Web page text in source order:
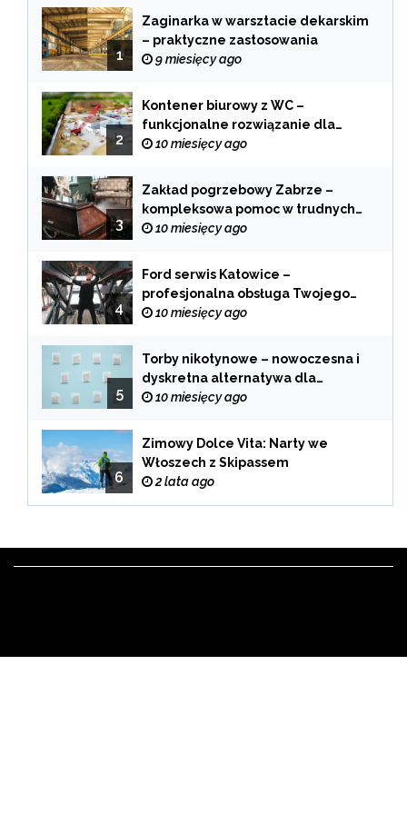
1
Zaginarka w warsztacie dekarskim
– praktyczne zastosowania
9 miesięcy ago
2
Kontener biurowy z WC –
funkcjonalne rozwiązanie dla
każdej branży
10 miesięcy ago
3
Zakład pogrzebowy Zabrze –
kompleksowa pomoc w trudnych
chwilach
10 miesięcy ago
4
Ford serwis Katowice –
profesjonalna obsługa Twojego
samochodu
10 miesięcy ago
5
Torby nikotynowe – nowoczesna i
dyskretna alternatywa dla
tradycyjnego palenia
10 miesięcy ago
6
Zimowy Dolce Vita: Narty we
Włoszech z Skipassem
2 lata ago